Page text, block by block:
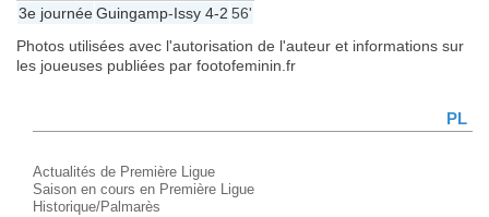
3e journéeGuingamp-Issy 4-2 56'
Photos utilisées avec l'autorisation de l'auteur et informations sur
les joueuses publiées par footofeminin.fr
PL
Actualités de Première Ligue
Saison en cours en Première Ligue
Historique/Palmarès